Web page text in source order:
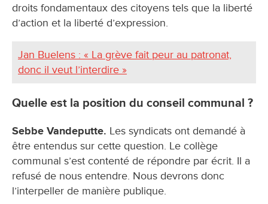
droits fondamentaux des citoyens tels que la liberté
d’action et la liberté d’expression.
Jan Buelens : « La grève fait peur au patronat,
donc il veut l’interdire »
Quelle est la position du conseil communal ?
Sebbe Vandeputte. Les syndicats ont demandé à
être entendus sur cette question. Le collège
communal s’est contenté de répondre par écrit. Il a
refusé de nous entendre. Nous devrons donc
l’interpeller de manière publique.